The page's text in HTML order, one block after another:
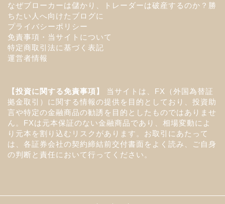
なぜブローカーは儲かり、トレーダーは破産するのか？勝
ちたい人へ向けたブログに
プライバシーポリシー
免責事項・当サイトについて
特定商取引法に基づく表記
運営者情報
【投資に関する免責事項】
当サイトは、FX（外国為替証
拠金取引）に関する情報の提供を目的としており、投資助
言や特定の金融商品の勧誘を目的としたものではありませ
ん。FXは元本保証のない金融商品であり、相場変動によ
り元本を割り込むリスクがあります。お取引にあたって
は、各証券会社の契約締結前交付書面をよく読み、ご自身
の判断と責任において行ってください。